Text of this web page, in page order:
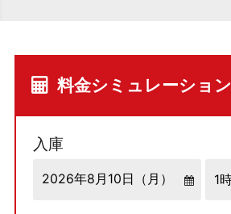
料金シミュレーション
入庫